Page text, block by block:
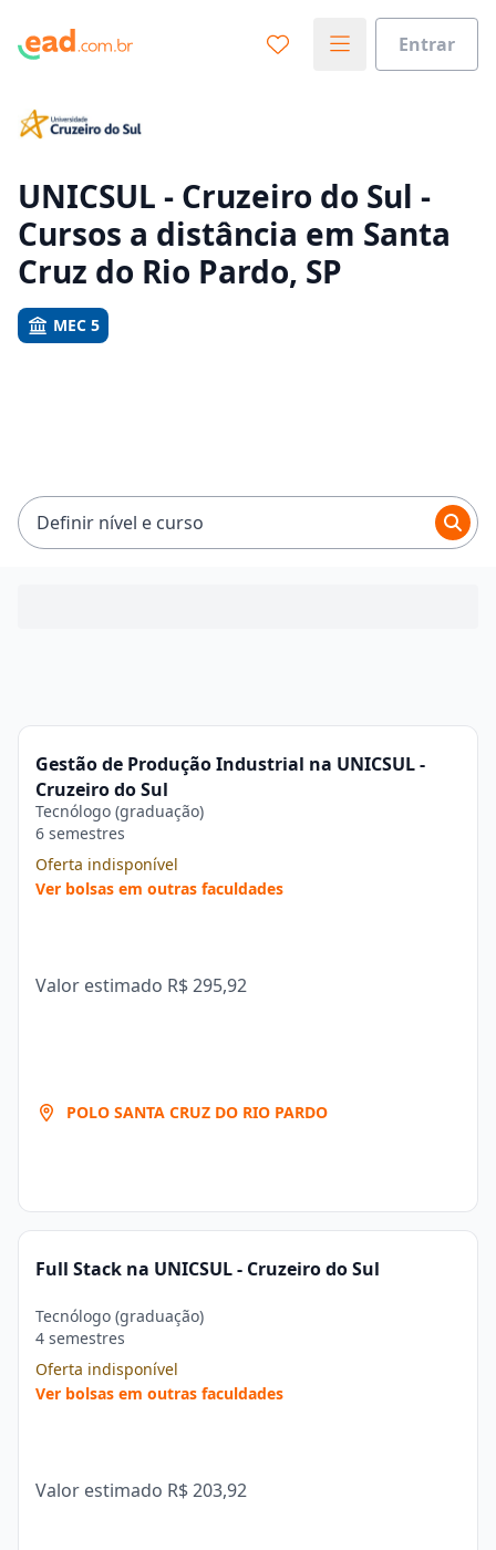
Entrar
Vamos te guiar no caminho ideal para seus estudos
Sim, já sei
UNICSUL - Cruzeiro do Sul -
Cursos a distância em Santa
Cruz do Rio Pardo, SP
MEC 5
Definir nível e curso
Gestão de Produção Industrial na UNICSUL -
Cruzeiro do Sul
Tecnólogo (graduação)
6 semestres
Oferta indisponível
Ver bolsas em outras faculdades
Valor estimado R$ 295,92
POLO SANTA CRUZ DO RIO PARDO
Full Stack na UNICSUL - Cruzeiro do Sul
Tecnólogo (graduação)
4 semestres
Oferta indisponível
Ver bolsas em outras faculdades
Valor estimado R$ 203,92